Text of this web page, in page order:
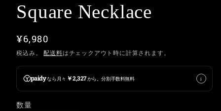
メ
デ
ア
(1)
を
く
Square Necklace
通
常
価
格
¥6,980
税込み。配送料はチェックアウト時に計算されます。
paidyなら月々 ￥2,327から。分割手数料無料 i
数量